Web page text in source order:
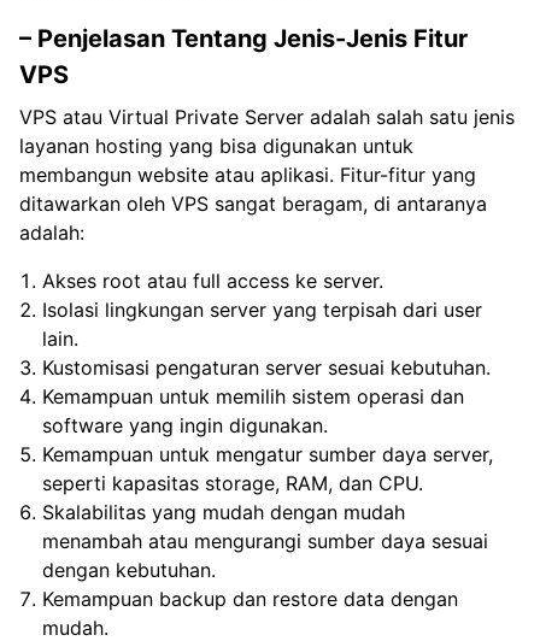
– Penjelasan Tentang Jenis-Jenis Fitur
VPS
VPS atau Virtual Private Server adalah salah satu jenis
layanan hosting yang bisa digunakan untuk
membangun website atau aplikasi. Fitur-fitur yang
ditawarkan oleh VPS sangat beragam, di antaranya
adalah:
Akses root atau full access ke server.
Isolasi lingkungan server yang terpisah dari user
lain.
Kustomisasi pengaturan server sesuai kebutuhan.
Kemampuan untuk memilih sistem operasi dan
software yang ingin digunakan.
Kemampuan untuk mengatur sumber daya server,
seperti kapasitas storage, RAM, dan CPU.
Skalabilitas yang mudah dengan mudah
menambah atau mengurangi sumber daya sesuai
dengan kebutuhan.
Kemampuan backup dan restore data dengan
mudah.